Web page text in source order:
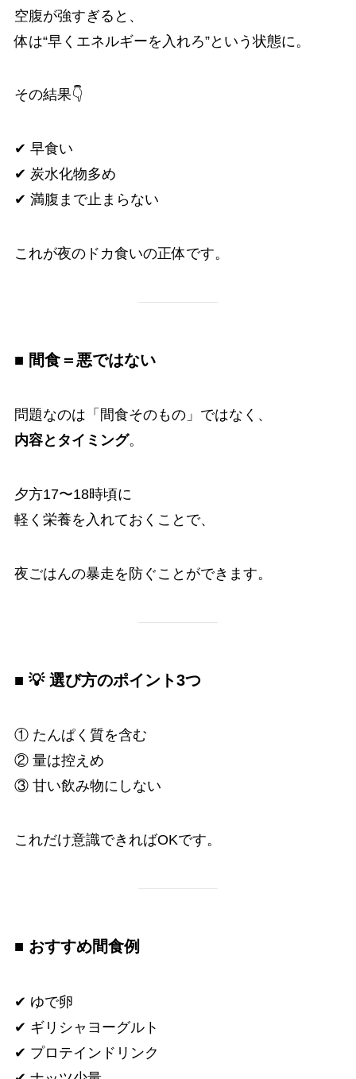
空腹が強すぎると、
体は“早くエネルギーを入れろ”という状態に。
その結果👇
✔ 早食い
✔ 炭水化物多め
✔ 満腹まで止まらない
これが夜のドカ食いの正体です。
■ 間食＝悪ではない
問題なのは「間食そのもの」ではなく、
内容とタイミング。
夕方17〜18時頃に
軽く栄養を入れておくことで、
夜ごはんの暴走を防ぐことができます。
■ 💡 選び方のポイント3つ
① たんぱく質を含む
② 量は控えめ
③ 甘い飲み物にしない
これだけ意識できればOKです。
■ おすすめ間食例
✔ ゆで卵
✔ ギリシャヨーグルト
✔ プロテインドリンク